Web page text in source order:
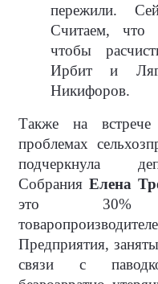
пережили.
Считаем, что
чтобы
Ирбит и
Никифоров.
Также на
проблемах
подчеркнула
Собрания Елена
это 30%
Предприятия,
связи с